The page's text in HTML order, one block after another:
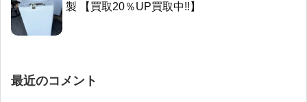
製 【買取20％UP買取中!!】
最近のコメント